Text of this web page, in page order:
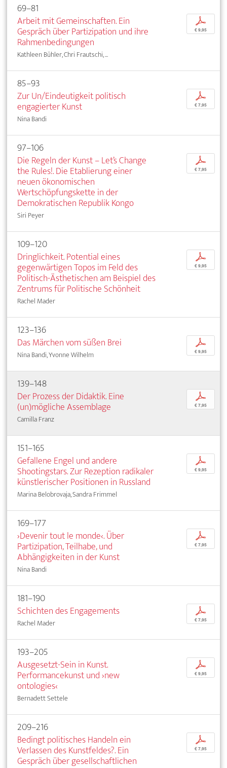
69–81
Arbeit mit Gemeinschaften. Ein
Gespräch über Partizipation und ihre
Rahmenbedingungen
Kathleen Bühler, Chri Frautschi, ...
p
€ 9,95
85–93
Zur Un/Eindeutigkeit politisch
engagierter Kunst
Nina Bandi
p
€ 7,95
97–106
Die Regeln der Kunst – Let’s Change
the Rules!. Die Etablierung einer
neuen ökonomischen
Wertschöpfungskette in der
Demokratischen Republik Kongo
Siri Peyer
p
€ 7,95
109–120
Dringlichkeit. Potential eines
gegenwärtigen Topos im Feld des
Politisch-Ästhetischen am Beispiel des
Zentrums für Politische Schönheit
Rachel Mader
p
€ 9,95
123–136
Das Märchen vom süßen Brei
Nina Bandi, Yvonne Wilhelm
p
€ 9,95
139–148
Der Prozess der Didaktik. Eine
(un)mögliche Assemblage
Camilla Franz
p
€ 7,95
151–165
Gefallene Engel und andere
Shootingstars. Zur Rezeption radikaler
künstlerischer Positionen in Russland
Marina Belobrovaja, Sandra Frimmel
p
€ 9,95
169–177
›Devenir tout le monde‹. Über
Partizipation, Teilhabe, und
Abhängigkeiten in der Kunst
Nina Bandi
p
€ 7,95
181–190
Schichten des Engagements
Rachel Mader
p
€ 7,95
193–205
Ausgesetzt-Sein in Kunst.
Performancekunst und ›new
ontologies‹
Bernadett Settele
p
€ 9,95
209–216
Bedingt politisches Handeln ein
Verlassen des Kunstfeldes?. Ein
Gespräch über gesellschaftlichen
p
€ 7,95